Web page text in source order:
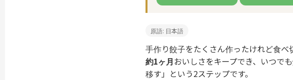
原語: 日本語
手作り餃子をたくさん作ったけれど食べ
約1ヶ月おいしさをキープでき、いつで
移す」という2ステップです。